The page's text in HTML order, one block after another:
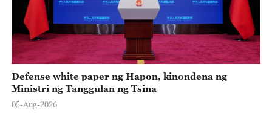
Defense white paper ng Hapon, kinondena ng
Ministri ng Tanggulan ng Tsina
05-Aug-2026